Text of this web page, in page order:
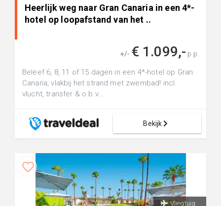
Heerlijk weg naar Gran Canaria in een 4*-
hotel op loopafstand van het ..
+/- € 1.099,- p.p.
Beleef 6, 8, 11 of 15 dagen in een 4*-hotel op Gran
Canaria, vlakbij het strand met zwembad! incl.
vlucht, transfer & o.b.v...
Bekijk
Vliegtuig